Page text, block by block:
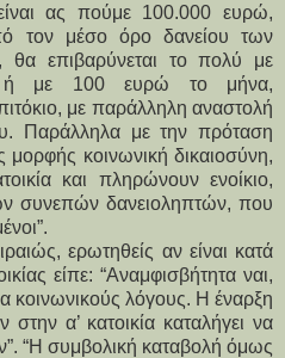
ας πούμε 100.000 ευρώ,
τον μέσο όρο δανείου των
θα επιβαρύνεται το πολύ με
με 100 ευρώ το μήνα,
με παράλληλη αναστολή
Παράλληλα με την πρόταση
μορφής κοινωνική δικαιοσύνη,
και πληρώνουν ενοίκιο,
συνεπών δανειοληπτών, που
ερωτηθείς αν είναι κατά
είπε: “Αναμφισβήτητα ναι,
κοινωνικούς λόγους. Η έναρξη
στην α’ κατοικία καταλήγει να
“Η συμβολική καταβολή όμως